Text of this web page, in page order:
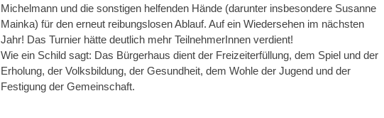
Michelmann und die sonstigen helfenden Hände (darunter insbesondere Susanne
Mainka) für den erneut reibungslosen Ablauf. Auf ein Wiedersehen im nächsten
Jahr! Das Turnier hätte deutlich mehr TeilnehmerInnen verdient!
Wie ein Schild sagt: Das Bürgerhaus dient der Freizeiterfüllung, dem Spiel und der
Erholung, der Volksbildung, der Gesundheit, dem Wohle der Jugend und der
Festigung der Gemeinschaft.